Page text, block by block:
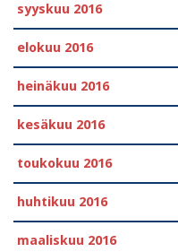
syyskuu 2016
elokuu 2016
heinäkuu 2016
kesäkuu 2016
toukokuu 2016
huhtikuu 2016
maaliskuu 2016